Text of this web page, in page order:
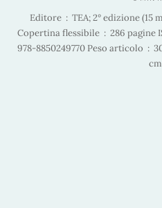
Con
0 MIN